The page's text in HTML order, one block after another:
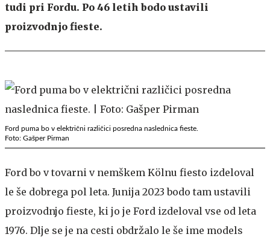
tudi pri Fordu. Po 46 letih bodo ustavili
proizvodnjo fieste.
Ford puma bo v električni različici posredna naslednica fieste.
Foto: Gašper Pirman
Ford bo v tovarni v nemškem Kölnu fiesto izdeloval
le še dobrega pol leta. Junija 2023 bodo tam ustavili
proizvodnjo fieste, ki jo je Ford izdeloval vse od leta
1976. Dlje se je na cesti obdržalo le še ime models